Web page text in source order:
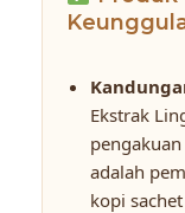
Ekstrak
adalah
kopi